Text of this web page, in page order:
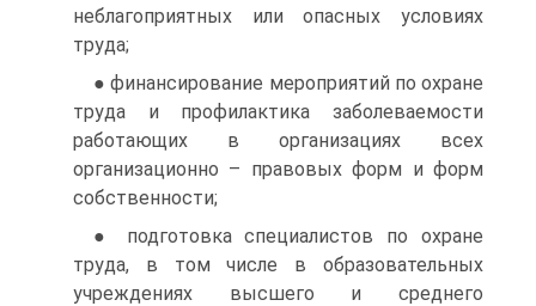
неблагоприятных или опасных условиях
труда;
● финансирование мероприятий по охране
труда и профилактика заболеваемости
работающих в организациях всех
организационно – правовых форм и форм
собственности;
● подготовка специалистов по охране
труда, в том числе в образовательных
учреждениях высшего и среднего